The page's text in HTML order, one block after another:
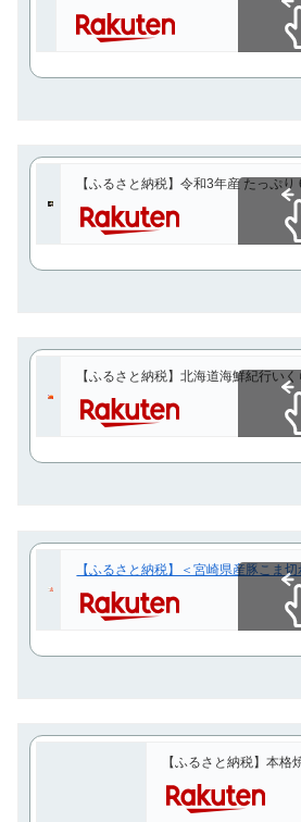
【ふるさと納税】令和3年産 たっぷ
【ふるさと納税】北海道海鮮紀行い
【ふるさと納税】＜宮崎県産豚こま
【ふるさと納税】本